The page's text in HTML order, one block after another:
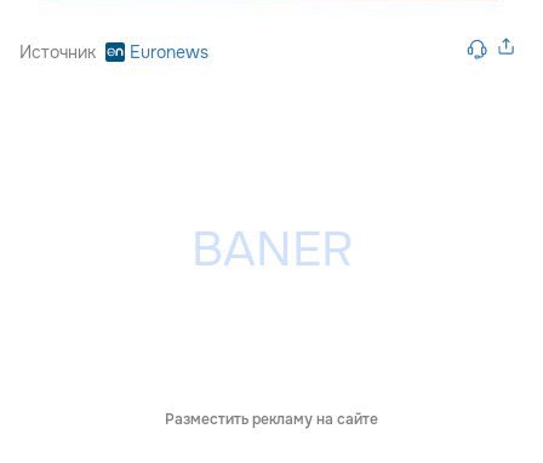
Источник Euronews
Разместить рекламу на сайте